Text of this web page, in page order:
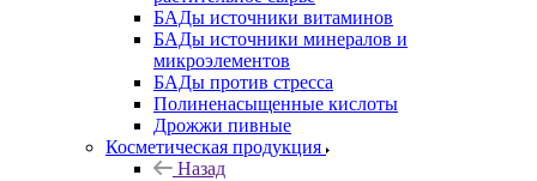
БАДы источники витаминов
БАДы источники минералов и
микроэлементов
БАДы против стресса
Полиненасыщенные кислоты
Дрожжи пивные
Косметическая продукция
Назад